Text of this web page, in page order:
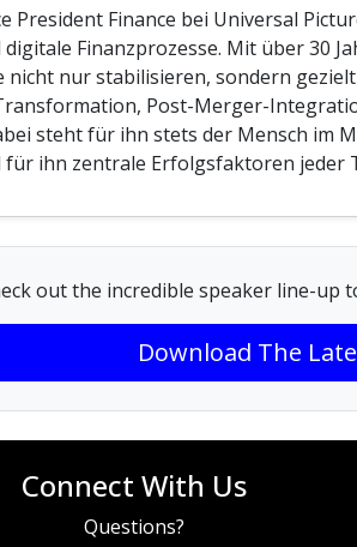
President Finance bei Universal
Finanzprozesse. Mit über 30
nicht nur stabilisieren, sondern
Post-Merger-
steht für ihn stets der Mensch im
ihn zentrale Erfolgsfaktoren jeder
out the incredible speaker line-up
Download The
Connect With Us
Questions?